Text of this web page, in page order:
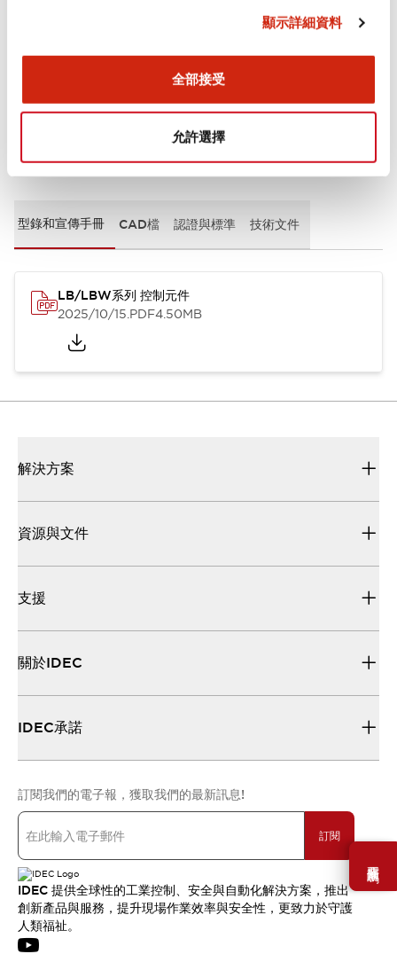
顯示詳細資料
全部接受
允許選擇
需要幫助嗎？
安裝和安裝規範
文件和檔案
型錄和宣傳手冊 CAD檔 認證與標準 技術文件
LB/LBW系列 控制元件
2025/10/15.PDF4.50MB
解決方案
資源與文件
支援
關於IDEC
IDEC承諾
訂閱我們的電子報，獲取我們的最新訊息!
訂閱
IDEC 提供全球性的工業控制、安全與自動化解決方案，推出
創新產品與服務，提升現場作業效率與安全性，更致力於守護
人類福祉。